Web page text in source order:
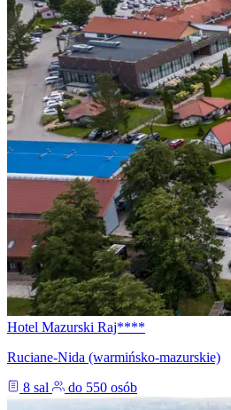
Hotel Mazurski Raj****
Ruciane-Nida (warmińsko-mazurskie)
8 sal
do 550 osób